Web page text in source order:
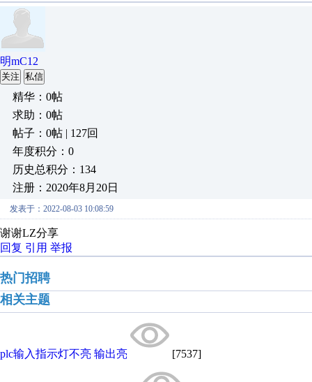
明mC12
关注 私信
精华：0帖
求助：0帖
帖子：0帖 | 127回
年度积分：0
历史总积分：134
注册：2020年8月20日
发表于：2022-08-03 10:08:59
谢谢LZ分享
回复 引用 举报
热门招聘
相关主题
plc输入指示灯不亮 输出亮 [7537]